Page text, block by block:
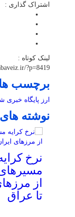
اشتراک گذاری :
لینک کوتاه :
?p=8419
برچسب ها
ارز پایگاه خبری
نوشته
نرخ
از
تا عراق